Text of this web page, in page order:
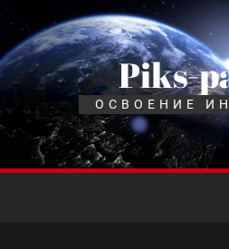
Перейти
содержимому
Piks-
ОСВОЕНИЕ